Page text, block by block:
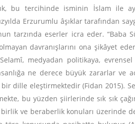
bu tercihinde isminin İslam ile
Erzurumlu âşıklar tarafından
tarzında eserler icra eder. “Baba
davranışlarını ona şikâyet
medyadan politikaya,
ne derece büyük zararlar
dille eleştirmektedir (Fidan 2015).
bu yüzden şiirlerinde sık sık
ve beraberlik konuları üzerinde